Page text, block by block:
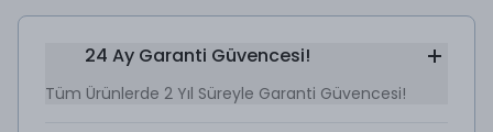
24 Ay Garanti Güvencesi!
Tüm Ürünlerde 2 Yıl Süreyle Garanti Güvencesi!